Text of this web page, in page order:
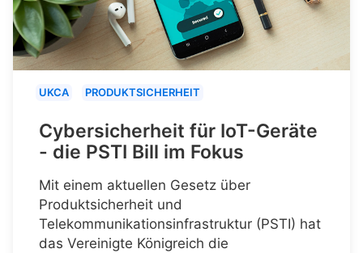
UKCA PRODUKTSICHERHEIT
Cybersicherheit für IoT-Geräte
- die PSTI Bill im Fokus
Mit einem aktuellen Gesetz über
Produktsicherheit und
Telekommunikationsinfrastruktur (PSTI) hat
das Vereinigte Königreich die